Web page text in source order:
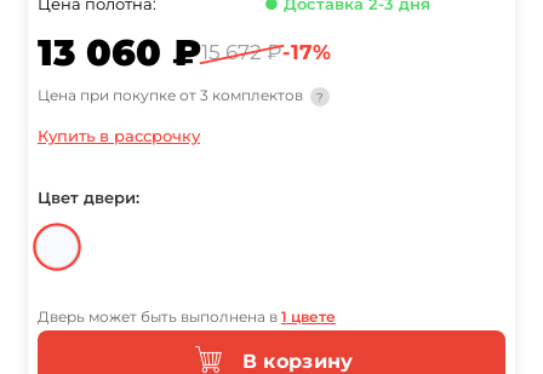
Цена полотна: ● Доставка 2-3 дня
13 060 ₽15 672 ₽-17%
Цена при покупке от 3 комплектов ?
Купить в рассрочку
Цвет двери:
Дверь может быть выполнена в 1 цвете
В корзину